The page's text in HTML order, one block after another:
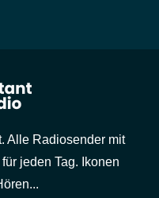
Alle Radiosender mit
jeden Tag. Ikonen